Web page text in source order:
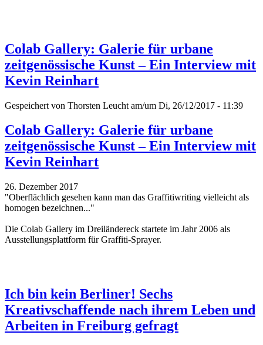
Colab Gallery: Galerie für urbane
zeitgenössische Kunst – Ein Interview mit
Kevin Reinhart
Gespeichert von Thorsten Leucht am/um Di, 26/12/2017 - 11:39
Colab Gallery: Galerie für urbane
zeitgenössische Kunst – Ein Interview mit
Kevin Reinhart
26. Dezember 2017
"Oberflächlich gesehen kann man das Graffitiwriting vielleicht als
homogen bezeichnen..."
Die Colab Gallery im Dreiländereck startete im Jahr 2006 als
Ausstellungsplattform für Graffiti-Sprayer.
Ich bin kein Berliner! Sechs
Kreativschaffende nach ihrem Leben und
Arbeiten in Freiburg gefragt